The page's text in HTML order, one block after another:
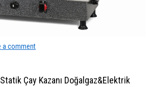
a comment
Çay Kazanı Doğalgaz&Elektrik